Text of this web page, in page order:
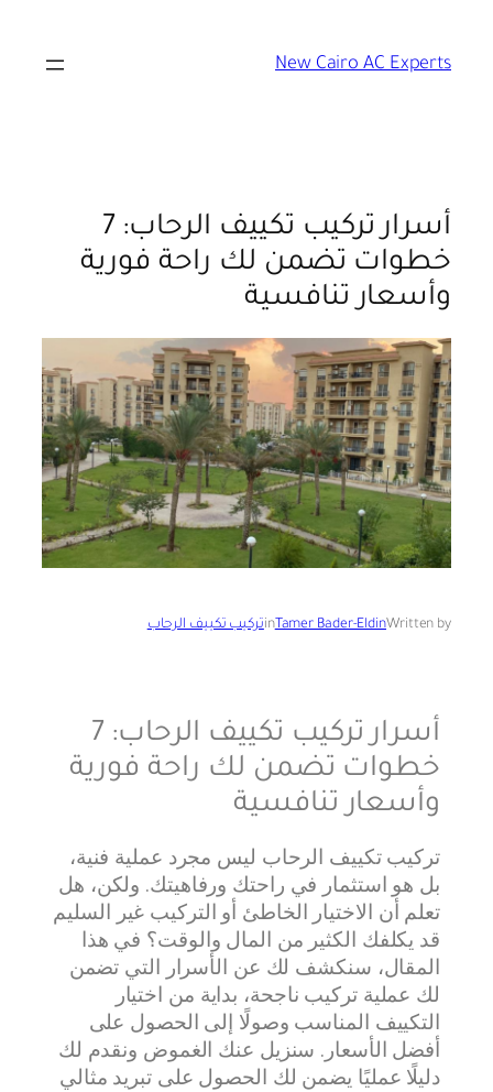
New Cairo AC Experts
أسرار تركيب تكييف الرحاب: 7
خطوات تضمن لك راحة فورية
وأسعار تنافسية
Written by
Tamer Bader-Eldin
inتركيب تكييف الرحاب
أسرار تركيب تكييف الرحاب: 7
خطوات تضمن لك راحة فورية
وأسعار تنافسية
تركيب تكييف الرحاب ليس مجرد عملية فنية،
بل هو استثمار في راحتك ورفاهيتك. ولكن، هل
تعلم أن الاختيار الخاطئ أو التركيب غير السليم
قد يكلفك الكثير من المال والوقت؟ في هذا
المقال، سنكشف لك عن الأسرار التي تضمن
لك عملية تركيب ناجحة، بداية من اختيار
التكييف المناسب وصولًا إلى الحصول على
أفضل الأسعار. سنزيل عنك الغموض ونقدم لك
دليلًا عمليًا يضمن لك الحصول على تبريد مثالي